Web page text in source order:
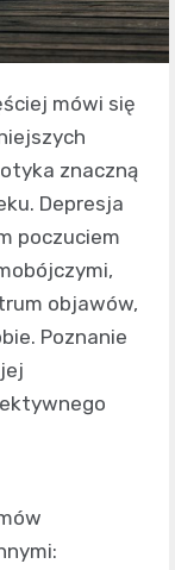
mówi się
znaczną
Depresja
poczuciem
objawów,
Poznanie